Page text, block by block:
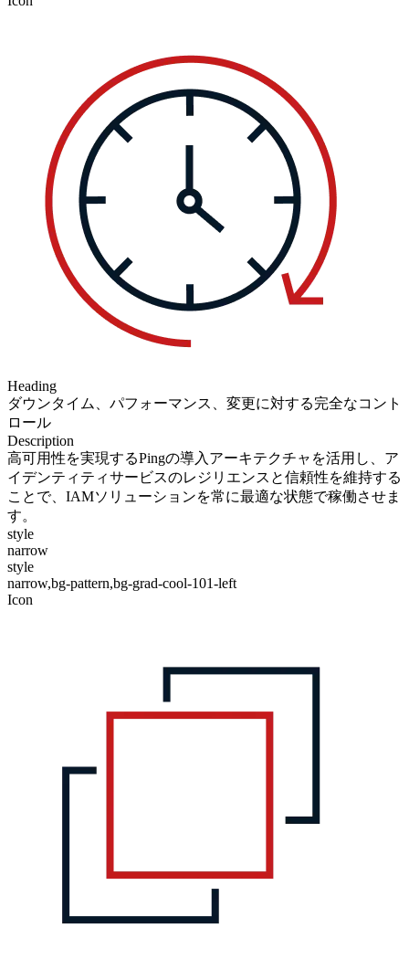
Heading
ダウンタイム、パフォーマンス、変更に対する完全なコント
ロール
Description
高可用性を実現するPingの導入アーキテクチャを活用し、ア
イデンティティサービスのレジリエンスと信頼性を維持する
ことで、IAMソリューションを常に最適な状態で稼働させま
す。
style
narrow
style
narrow,bg-pattern,bg-grad-cool-101-left
Icon